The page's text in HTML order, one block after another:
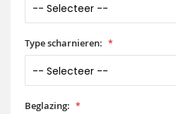
Type scharnieren:
Beglazing: